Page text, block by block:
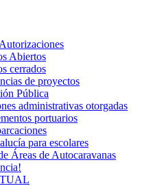
Abiertos
cerrados
de proyectos
Pública
administrativas otorgadas
portuarios
para escolares
Áreas de Autocaravanas